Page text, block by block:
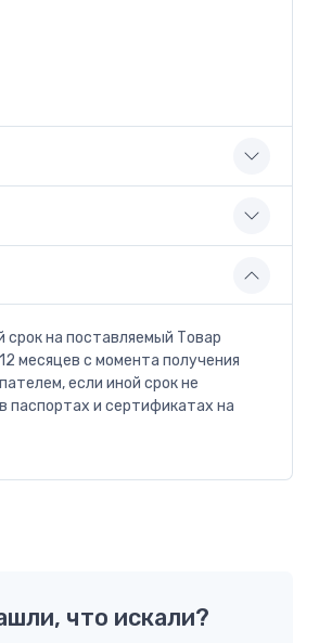
срок на поставляемый Товар
месяцев с момента получения
если иной срок не
паспортах и сертификатах на
что искали?